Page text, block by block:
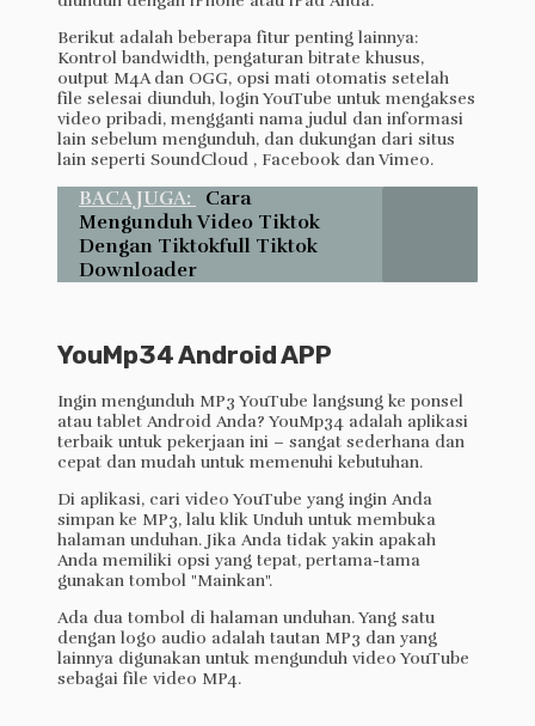
Berikut adalah beberapa fitur penting lainnya:
Kontrol bandwidth, pengaturan bitrate khusus,
output M4A dan OGG, opsi mati otomatis setelah
file selesai diunduh, login YouTube untuk mengakses
video pribadi, mengganti nama judul dan informasi
lain sebelum mengunduh, dan dukungan dari situs
lain seperti SoundCloud , Facebook dan Vimeo.
BACA JUGA:
Cara
Mengunduh Video Tiktok
Dengan Tiktokfull Tiktok
Downloader
YouMp34 Android APP
Ingin mengunduh MP3 YouTube langsung ke ponsel
atau tablet Android Anda? YouMp34 adalah aplikasi
terbaik untuk pekerjaan ini – sangat sederhana dan
cepat dan mudah untuk memenuhi kebutuhan.
Di aplikasi, cari video YouTube yang ingin Anda
simpan ke MP3, lalu klik Unduh untuk membuka
halaman unduhan. Jika Anda tidak yakin apakah
Anda memiliki opsi yang tepat, pertama-tama
gunakan tombol "Mainkan".
Ada dua tombol di halaman unduhan. Yang satu
dengan logo audio adalah tautan MP3 dan yang
lainnya digunakan untuk mengunduh video YouTube
sebagai file video MP4.